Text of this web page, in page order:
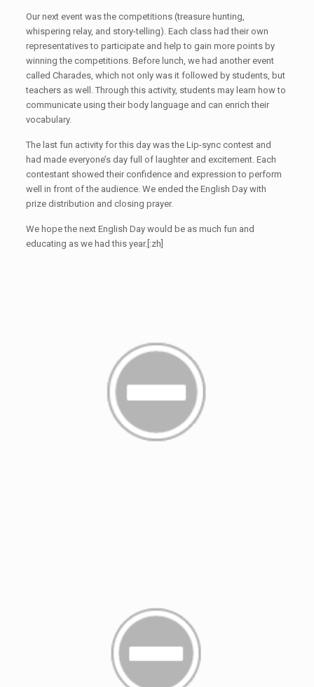
Our next event was the competitions (treasure hunting,
whispering relay, and story-telling). Each class had their own
representatives to participate and help to gain more points by
winning the competitions. Before lunch, we had another event
called Charades, which not only was it followed by students, but
teachers as well. Through this activity, students may learn how to
communicate using their body language and can enrich their
vocabulary.
The last fun activity for this day was the Lip-sync contest and
had made everyone’s day full of laughter and excitement. Each
contestant showed their confidence and expression to perform
well in front of the audience. We ended the English Day with
prize distribution and closing prayer.
We hope the next English Day would be as much fun and
educating as we had this year.[:zh]